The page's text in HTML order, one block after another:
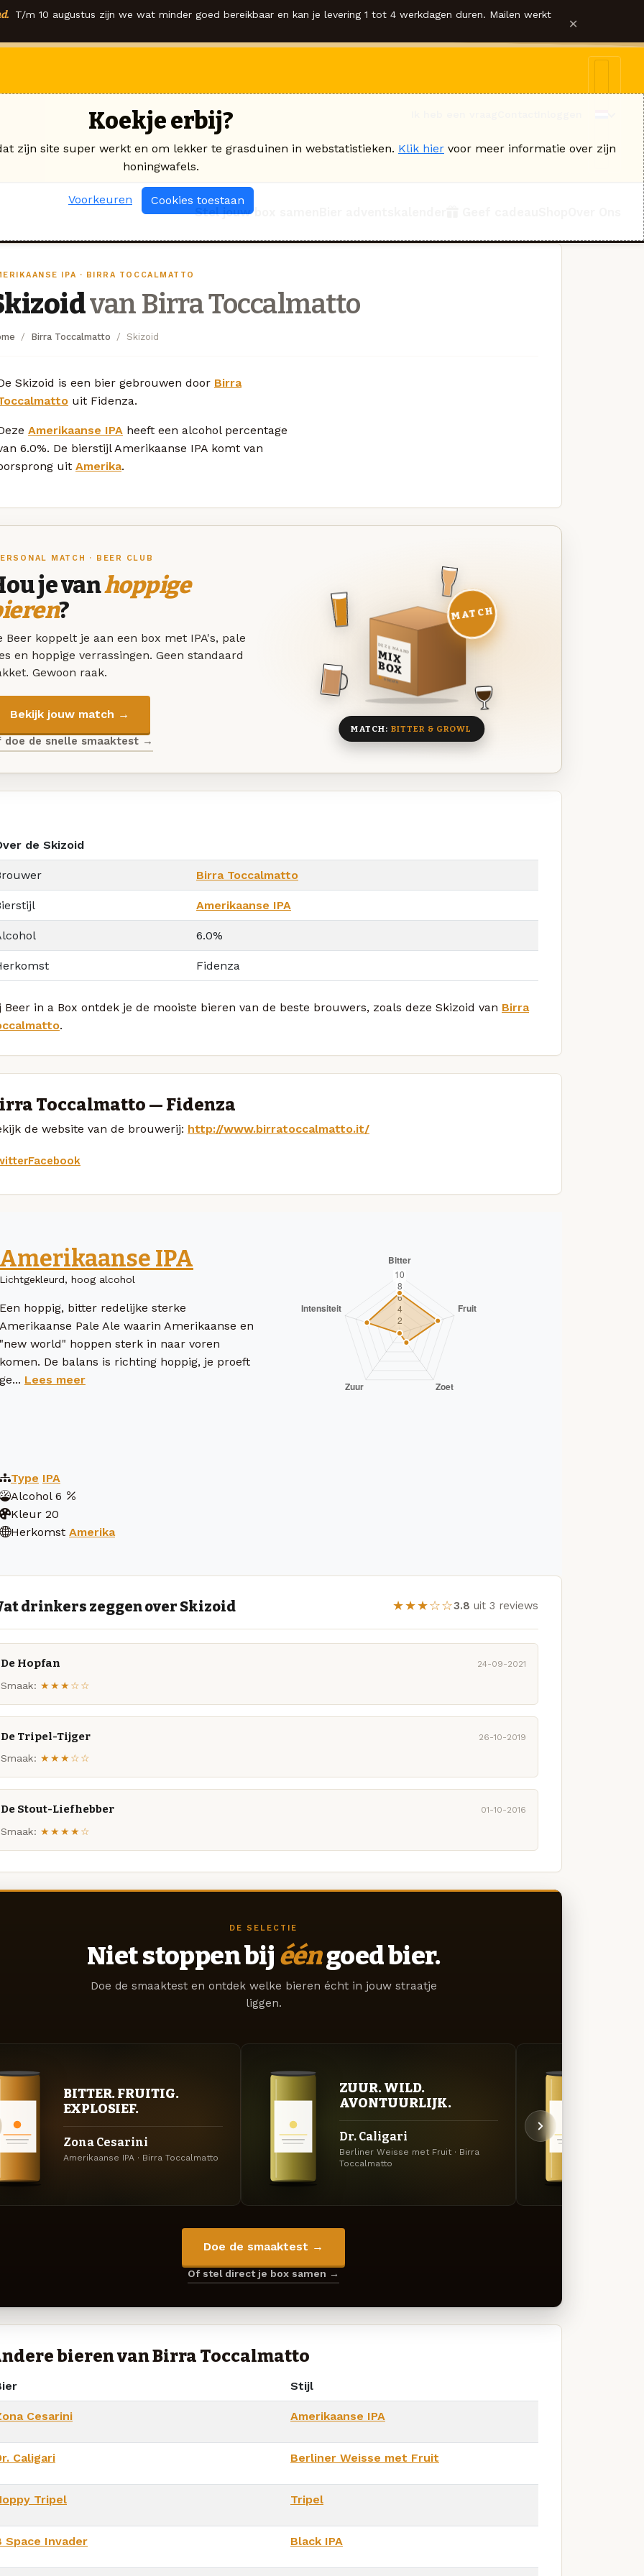
T/m 10 augustus zijn we wat minder goed bereikbaar en kan je levering 1 tot 4 werkdagen duren. Mailen werkt ×
Stel jouw box samen
IPA · BIRRA TOCCALMATTO
van Birra Toccalmatto
Birra Toccalmatto Skizoid
Skizoid is een bier gebrouwen door Birra
uit Fidenza.
Amerikaanse IPA heeft een alcohol percentage
6.0%. De bierstijl Amerikaanse IPA komt van
uit Amerika.
MATCH · BEER CLUB
je vanhoppige
?
Beer koppelt je aan een box met IPA's, pale
en hoppige verrassingen. Geen standaard
Gewoon raak.
Bekijk jouw match →
doe de snelle smaaktest →
DEZE MAAND
MIX
BOX
8 BIEREN
MATCH
MATCH: BITTER & GROWL
de Skizoid
Birra Toccalmatto
Amerikaanse IPA
6.0%
Fidenza
Beer in a Box ontdek je de mooiste bieren van de beste brouwers, zoals deze Skizoid van Birra
.
Toccalmatto — Fidenza
de website van de brouwerij: http://www.birratoccalmatto.it/
Facebook
Amerikaanse IPA
Lichtgekleurd, hoog alcohol
Een hoppig, bitter redelijke sterke
Amerikaanse Pale Ale waarin Amerikaanse en
"new world" hoppen sterk in naar voren
komen. De balans is richting hoppig, je proeft
ge... Lees meer
Type IPA
Alcohol 6
Kleur 20
Herkomst Amerika
drinkers zeggen over Skizoid ★★★☆☆3.8 uit 3 reviews
De Hopfan 24-09-2021
Smaak: ★★★☆☆
De Tripel-Tijger 26-10-2019
Smaak: ★★★☆☆
De Stout-Liefhebber 01-10-2016
Smaak: ★★★★☆
DE SELECTIE
Niet stoppen bij ééngoed bier.
Doe de smaaktest en ontdek welke bieren écht in jouw straatje
liggen.
BITTER. FRUITIG.
EXPLOSIEF.
Zona Cesarini
Amerikaanse IPA · Birra Toccalmatto
ZUUR. WILD.
AVONTUURLIJK.
Dr. Caligari
Berliner Weisse met Fruit · Birra
Toccalmatto
Doe de smaaktest →
Of stel direct je box samen →
bieren van Birra Toccalmatto
Stijl
Cesarini Amerikaanse IPA
Caligari Berliner Weisse met Fruit
Tripel Tripel
Space Invader Black IPA
Koekje erbij?
zijn site super werkt en om lekker te grasduinen in webstatistieken. Klik hier voor meer informatie over zijn
honingwafels.
Voorkeuren Cookies toestaan